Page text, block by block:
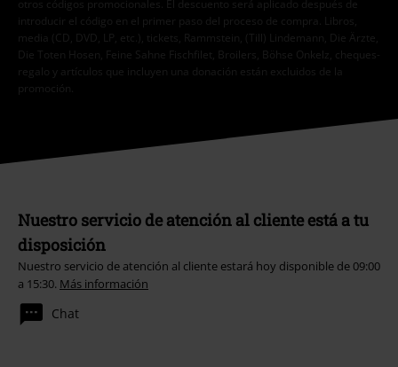
otros códigos promocionales. El descuento será aplicado después de
introducir el código en el primer paso del proceso de compra. Libros,
media (CD, DVD, LP, etc.), tickets, Rammstein, (Till) Lindemann, Die Ärzte,
Die Toten Hosen, Feine Sahne Fischfilet, Broilers, Böhse Onkelz, cheques-
regalo y artículos que incluyen una donación están excluidos de la
promoción.
Nuestro servicio de atención al cliente está a tu
disposición
Nuestro servicio de atención al cliente estará hoy disponible de 09:00
a 15:30. Más información
Chat